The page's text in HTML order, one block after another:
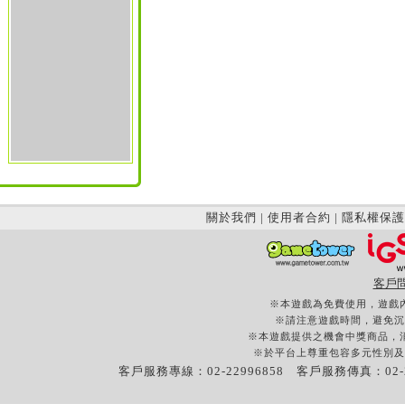
關於我們 | 使用者合約 | 隱私權保護
客戶
※本遊戲為免費使用，遊戲
※請注意遊戲時間，避免
※本遊戲提供之機會中獎商品，
※於平台上尊重包容多元性別
客戶服務專線：02-22996858 客戶服務傳真：